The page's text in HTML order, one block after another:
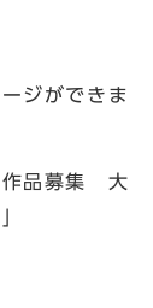
ジができま
作品募集 大